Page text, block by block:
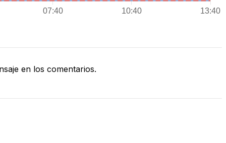
en los comentarios.